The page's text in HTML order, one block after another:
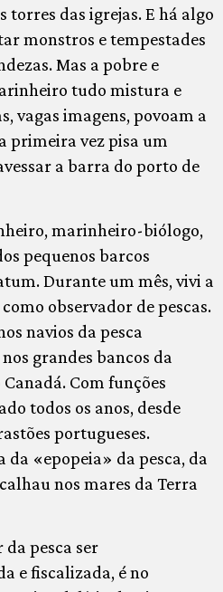
torres das igrejas. E há algo
monstros e tempestades
Mas a pobre e
tudo mistura e
vagas imagens, povoam a
primeira vez pisa um
a barra do porto de
marinheiro-biólogo,
pequenos barcos
Durante um mês, vivi a
observador de pescas.
navios da pesca
grandes bancos da
Com funções
todos os anos, desde
portugueses.
da «epopeia» da pesca, da
nos mares da Terra
da pesca ser
e fiscalizada, é no